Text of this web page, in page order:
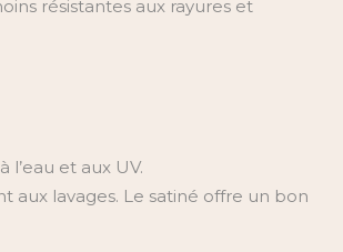
résistantes aux rayures et
et aux UV.
aux lavages. Le satiné offre un bon